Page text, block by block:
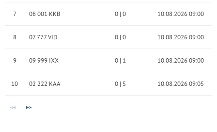
7 08 001 KKB 0| 0 10.08.2026 09:00
8 07 777 VID 0| 0 10.08.2026 09:00
9 09 999 IXX 0| 1 10.08.2026 09:00
10 02 222 KAA 0| 5 10.08.2026 09:05